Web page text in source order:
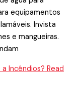
equipamentos
Invista
e mangueiras.
Incêndios? Read